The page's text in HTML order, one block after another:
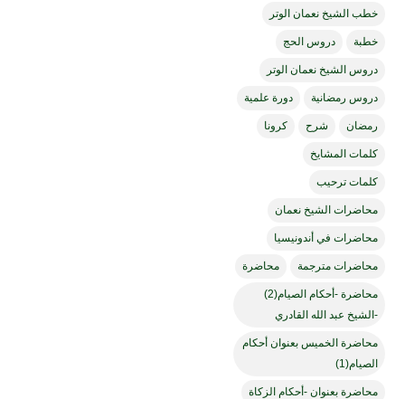
خطب الشيخ نعمان الوتر
خطبة دروس الحج
دروس الشيخ نعمان الوتر
دروس رمضانية دورة علمية
رمضان شرح كرونا
كلمات المشايخ
كلمات ترحيب
محاضرات الشيخ نعمان
محاضرات في أندونيسيا
محاضرات مترجمة محاضرة
محاضرة -أحكام الصيام(2)
-الشيخ عبد الله القادري
محاضرة الخميس بعنوان أحكام
الصيام(1)
محاضرة بعنوان -أحكام الزكاة